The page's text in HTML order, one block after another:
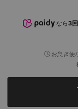
なら 3
お急ぎ便